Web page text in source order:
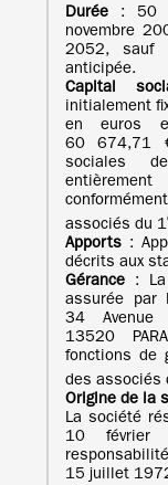
Durée : 50
novembre
2052, sauf
anticipée.
Capital
initialement
en euros
60 674,71
sociales
associés du 1
Apports :
décrits aux
Gérance : La
assurée par
34
13520
fonctions de
des associés
Origine de la
La société
10 février
15 juillet